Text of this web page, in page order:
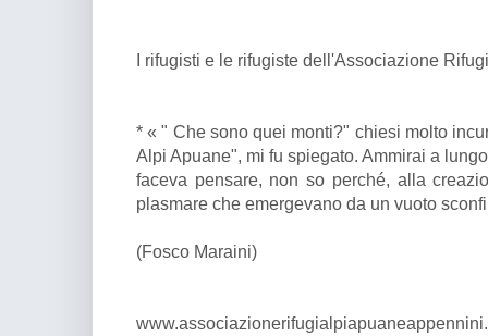
I rifugisti e le rifugiste dell'Associazione
* « " Che sono quei monti?" chiesi molto
Alpi Apuane", mi fu spiegato. Ammirai a
faceva pensare, non so perché, alla
plasmare che emergevano da un vuoto
(Fosco Maraini)